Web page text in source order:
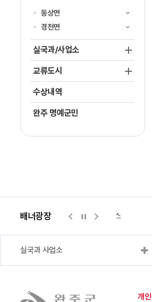
동상면
경천면
실국과/사업소
교류도시
수상내역
완주 명예군민
배너광장
지적측량바로처리센터 위택스
실국과 사업소
개